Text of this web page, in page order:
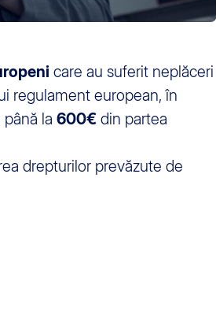
care au suferit neplăceri
regulament european, în
la 600€ din partea
drepturilor prevăzute de